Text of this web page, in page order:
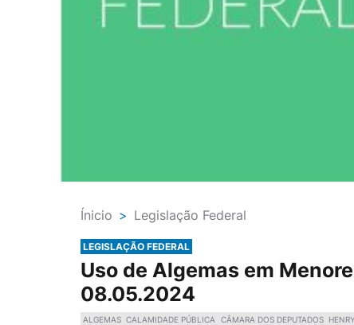
Ínicio > Legislação Federal
LEGISLAÇÃO FEDERAL
Uso de Algemas em
08.05.2024
ALGEMAS CALAMIDADE PÚBLICA CÂMARA DOS DEPUTADOS